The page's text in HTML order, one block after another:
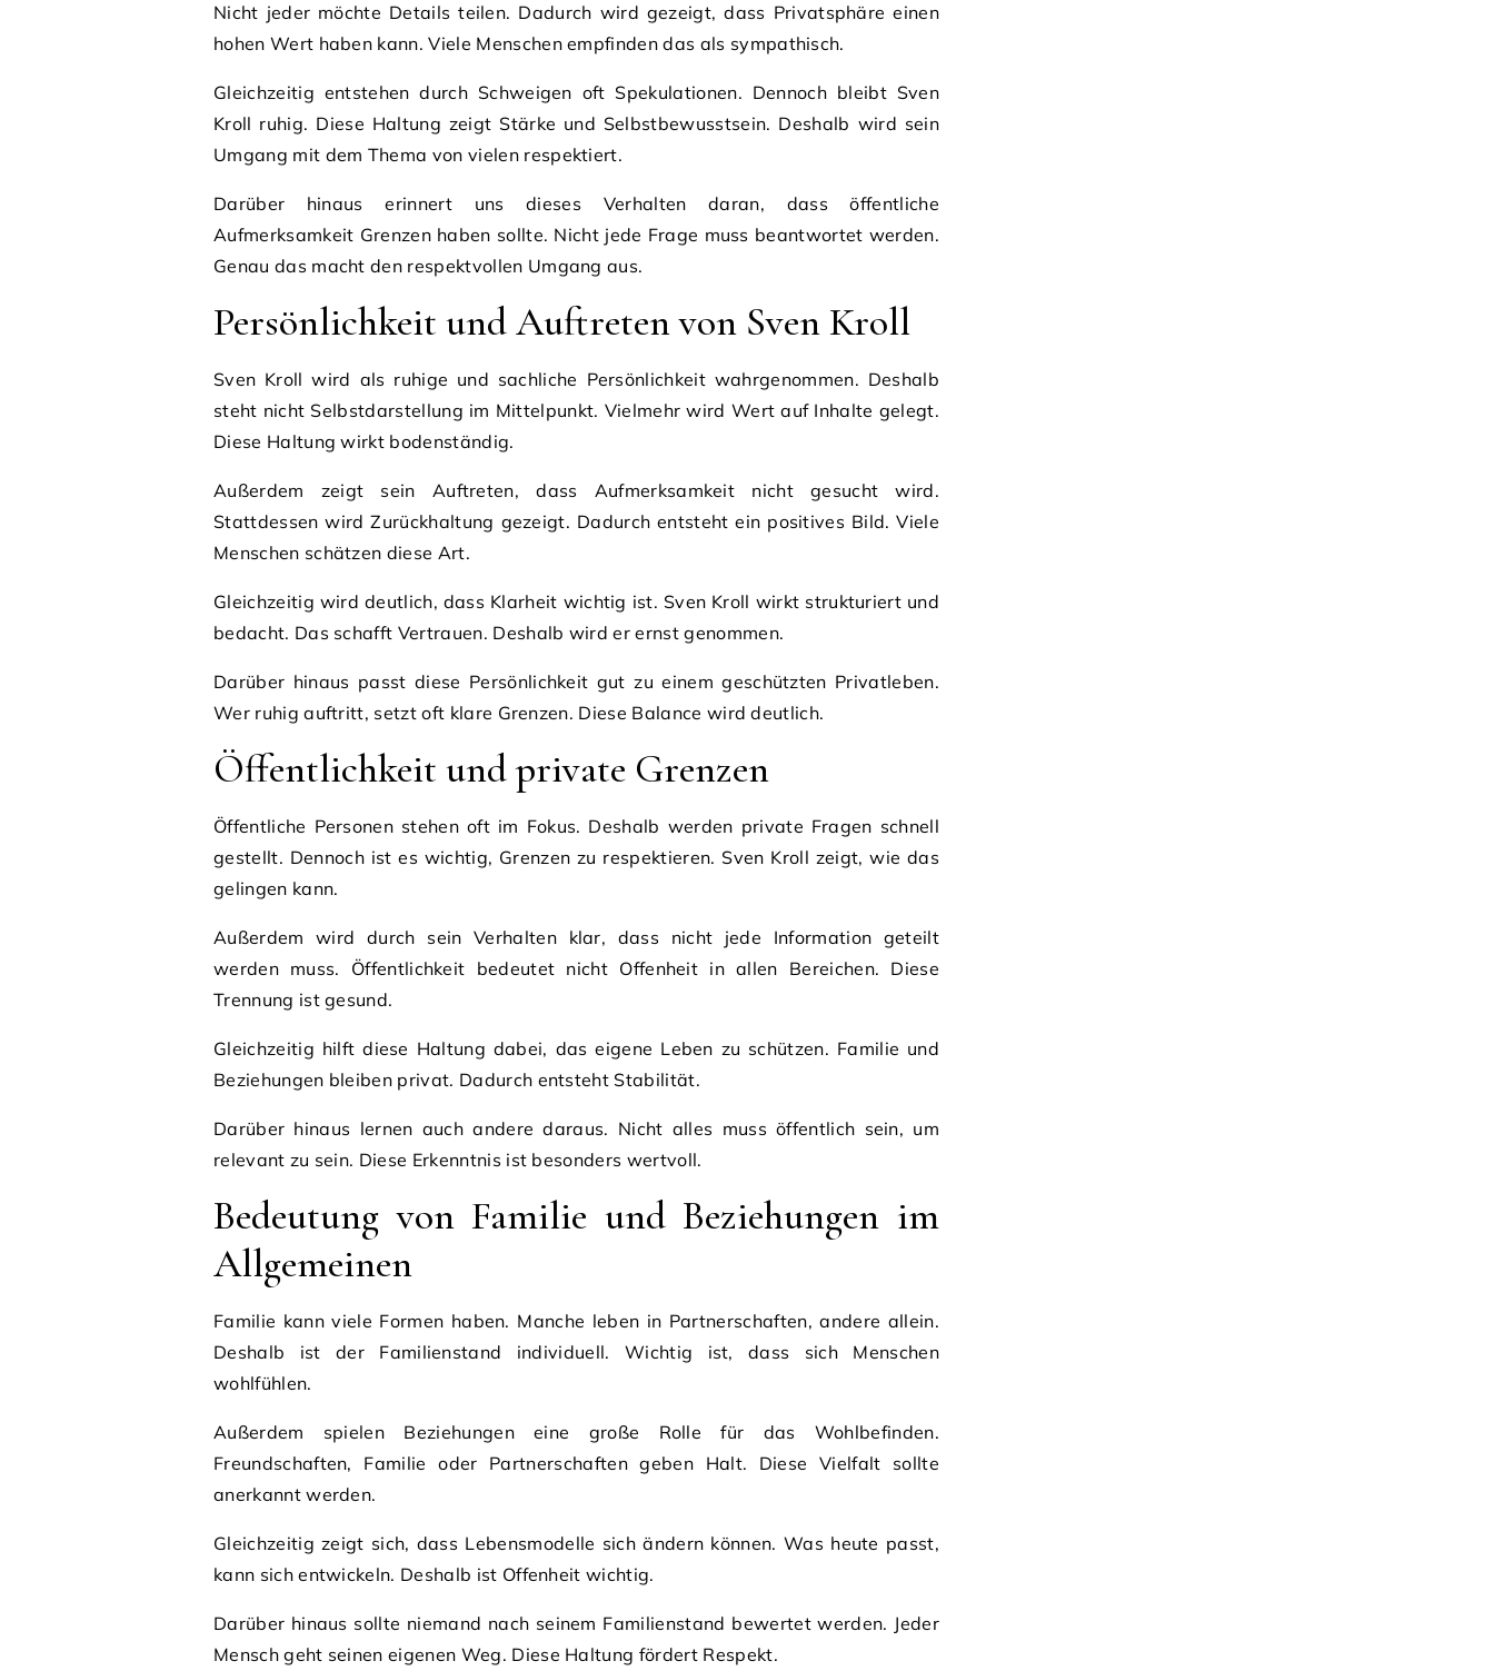
Nicht jeder möchte Details teilen. Dadurch wird gezeigt, dass Privatsphäre einen
hohen Wert haben kann. Viele Menschen empfinden das als sympathisch.
Gleichzeitig entstehen durch Schweigen oft Spekulationen. Dennoch bleibt Sven
Kroll ruhig. Diese Haltung zeigt Stärke und Selbstbewusstsein. Deshalb wird sein
Umgang mit dem Thema von vielen respektiert.
Darüber hinaus erinnert uns dieses Verhalten daran, dass öffentliche
Aufmerksamkeit Grenzen haben sollte. Nicht jede Frage muss beantwortet werden.
Genau das macht den respektvollen Umgang aus.
Persönlichkeit und Auftreten von Sven Kroll
Sven Kroll wird als ruhige und sachliche Persönlichkeit wahrgenommen. Deshalb
steht nicht Selbstdarstellung im Mittelpunkt. Vielmehr wird Wert auf Inhalte gelegt.
Diese Haltung wirkt bodenständig.
Außerdem zeigt sein Auftreten, dass Aufmerksamkeit nicht gesucht wird.
Stattdessen wird Zurückhaltung gezeigt. Dadurch entsteht ein positives Bild. Viele
Menschen schätzen diese Art.
Gleichzeitig wird deutlich, dass Klarheit wichtig ist. Sven Kroll wirkt strukturiert und
bedacht. Das schafft Vertrauen. Deshalb wird er ernst genommen.
Darüber hinaus passt diese Persönlichkeit gut zu einem geschützten Privatleben.
Wer ruhig auftritt, setzt oft klare Grenzen. Diese Balance wird deutlich.
Öffentlichkeit und private Grenzen
Öffentliche Personen stehen oft im Fokus. Deshalb werden private Fragen schnell
gestellt. Dennoch ist es wichtig, Grenzen zu respektieren. Sven Kroll zeigt, wie das
gelingen kann.
Außerdem wird durch sein Verhalten klar, dass nicht jede Information geteilt
werden muss. Öffentlichkeit bedeutet nicht Offenheit in allen Bereichen. Diese
Trennung ist gesund.
Gleichzeitig hilft diese Haltung dabei, das eigene Leben zu schützen. Familie und
Beziehungen bleiben privat. Dadurch entsteht Stabilität.
Darüber hinaus lernen auch andere daraus. Nicht alles muss öffentlich sein, um
relevant zu sein. Diese Erkenntnis ist besonders wertvoll.
Bedeutung von Familie und Beziehungen im
Allgemeinen
Familie kann viele Formen haben. Manche leben in Partnerschaften, andere allein.
Deshalb ist der Familienstand individuell. Wichtig ist, dass sich Menschen
wohlfühlen.
Außerdem spielen Beziehungen eine große Rolle für das Wohlbefinden.
Freundschaften, Familie oder Partnerschaften geben Halt. Diese Vielfalt sollte
anerkannt werden.
Gleichzeitig zeigt sich, dass Lebensmodelle sich ändern können. Was heute passt,
kann sich entwickeln. Deshalb ist Offenheit wichtig.
Darüber hinaus sollte niemand nach seinem Familienstand bewertet werden. Jeder
Mensch geht seinen eigenen Weg. Diese Haltung fördert Respekt.